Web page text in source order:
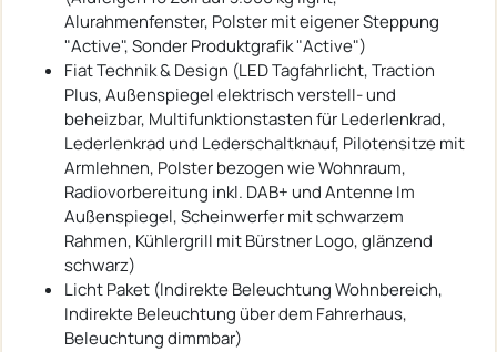
Alurahmenfenster, Polster mit eigener Steppung
"Active", Sonder Produktgrafik "Active")
Fiat Technik & Design (LED Tagfahrlicht, Traction
Plus, Außenspiegel elektrisch verstell- und
beheizbar, Multifunktionstasten für Lederlenkrad,
Lederlenkrad und Lederschaltknauf, Pilotensitze mit
Armlehnen, Polster bezogen wie Wohnraum,
Radiovorbereitung inkl. DAB+ und Antenne Im
Außenspiegel, Scheinwerfer mit schwarzem
Rahmen, Kühlergrill mit Bürstner Logo, glänzend
schwarz)
Licht Paket (Indirekte Beleuchtung Wohnbereich,
Indirekte Beleuchtung über dem Fahrerhaus,
Beleuchtung dimmbar)